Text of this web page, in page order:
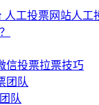
工投票网站人工
信投票拉票技巧
团队
队